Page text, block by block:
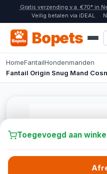
Gratis verzending v.a. €70* in
Veilig betalen via iDEAL
Bopets
HomeFantailHondenmanden
Fantail Origin Snug Mand
Toegevoegd aan